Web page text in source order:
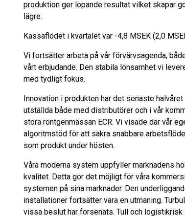
produktion ger löpande resultat vilket skapar
lägre.
Kassaflödet i kvartalet var -4,8 MSEK (2,0
Vi fortsätter arbeta på vår förvärvsagenda,
vårt erbjudande. Den stabila lönsamhet vi
med tydligt fokus.
Innovation i produkten har det senaste
utställda både med distributörer och i vår
stora röntgenmässan ECR. Vi visade där vår
algoritmstöd för att säkra snabbare
som produkt under hösten.
Våra moderna system uppfyller marknadens
kvalitet. Detta gör det möjligt för våra
systemen på sina marknader. Den
installationer fortsätter vara en utmaning.
vissa beslut har försenats. Tull och